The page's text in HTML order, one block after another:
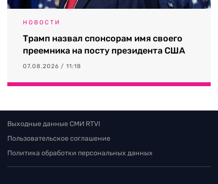
НОВОСТИ
Трамп назвал спонсорам имя своего
преемника на посту президента США
07.08.2026 / 11:18
Выходные данные СМИ RTVI
Пользовательское соглашение
Политика обработки персональных данных